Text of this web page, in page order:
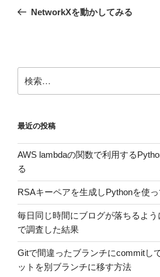
ナ
ー
シ
の
NetworkXを動かしてみる
索:
最近の投稿
AWS lambdaの関数で利用する
る
RSAキーペアを生成しPythonを使
毎日同じ時間にブログが落ちるよ
で調査した結果
Gitで間違ったブランチにcommitし
ットを別ブランチに移す方法